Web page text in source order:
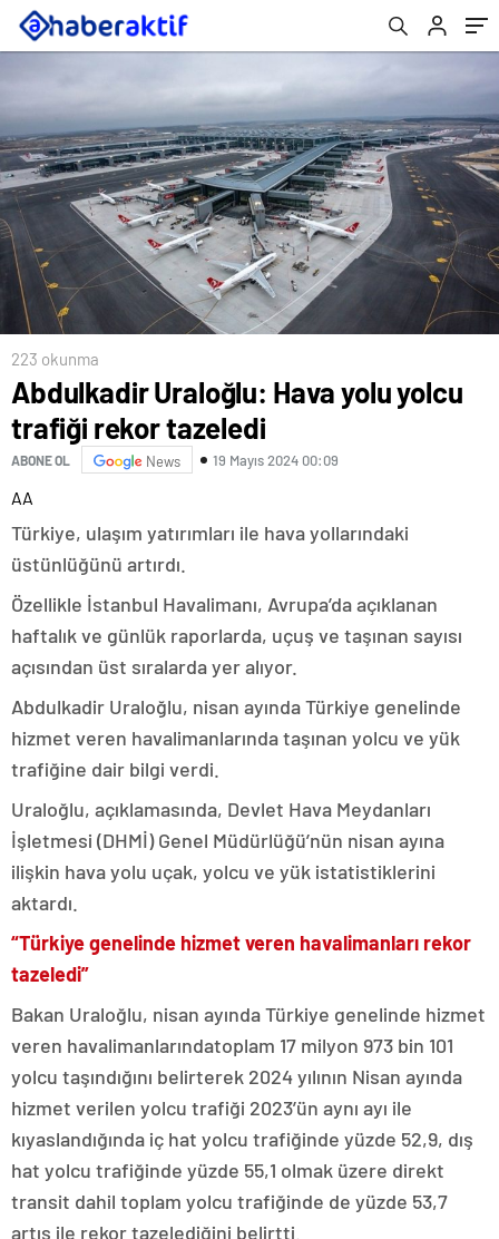
223 okunma
Abdulkadir Uraloğlu: Hava yolu yolcu
trafiği rekor tazeledi
ABONE OL News 19 Mayıs 2024 00:09
AA
Türkiye, ulaşım yatırımları ile hava yollarındaki
üstünlüğünü artırdı.
Özellikle İstanbul Havalimanı, Avrupa’da açıklanan
haftalık ve günlük raporlarda, uçuş ve taşınan sayısı
açısından üst sıralarda yer alıyor.
Abdulkadir Uraloğlu, nisan ayında Türkiye genelinde
hizmet veren havalimanlarında taşınan yolcu ve yük
trafiğine dair bilgi verdi.
Uraloğlu, açıklamasında, Devlet Hava Meydanları
İşletmesi (DHMİ) Genel Müdürlüğü’nün nisan ayına
ilişkin hava yolu uçak, yolcu ve yük istatistiklerini
aktardı.
“Türkiye genelinde hizmet veren havalimanları rekor
tazeledi”
Bakan Uraloğlu, nisan ayında Türkiye genelinde hizmet
veren havalimanlarındatoplam 17 milyon 973 bin 101
yolcu taşındığını belirterek 2024 yılının Nisan ayında
hizmet verilen yolcu trafiği 2023’ün aynı ayı ile
kıyaslandığında iç hat yolcu trafiğinde yüzde 52,9, dış
hat yolcu trafiğinde yüzde 55,1 olmak üzere direkt
transit dahil toplam yolcu trafiğinde de yüzde 53,7
artış ile rekor tazelediğini belirtti.